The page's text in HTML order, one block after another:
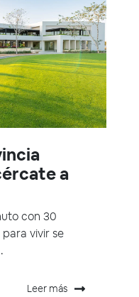
a
con 30
vivir se
Leer más